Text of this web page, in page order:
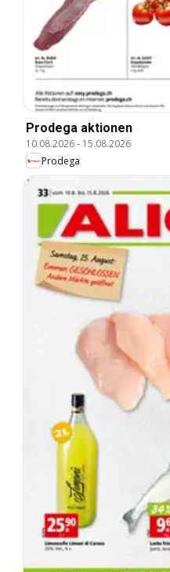
Prodega aktionen
10.08.2026- 15.08.2026
Prodega